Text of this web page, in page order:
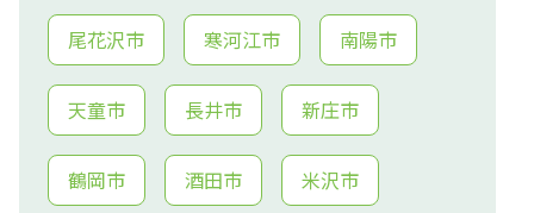
尾花沢市 寒河江市 南陽市
天童市 長井市 新庄市
鶴岡市 酒田市 米沢市